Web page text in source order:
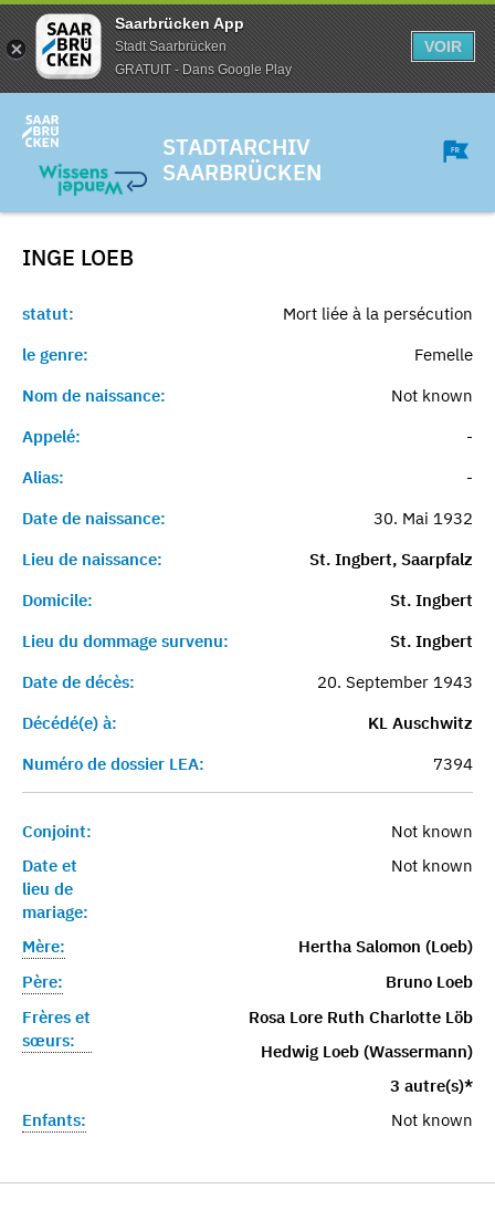
Saarbrücken App
Stadt Saarbrücken
GRATUIT - Dans Google Play
VOIR
STADTARCHIV
SAARBRÜCKEN
INGE LOEB
statut:
Mort liée à la persécution
le genre:
Femelle
Nom de naissance:
Not known
Appelé:
-
Alias:
-
Date de naissance:
30. Mai 1932
Lieu de naissance:
St. Ingbert, Saarpfalz
Domicile:
St. Ingbert
Lieu du dommage survenu:
St. Ingbert
Date de décès:
20. September 1943
Décédé(e) à:
KL Auschwitz
Numéro de dossier LEA:
7394
Conjoint:
Not known
Date et
lieu de
mariage:
Not known
Mère:
Hertha Salomon (Loeb)
Père:
Bruno Loeb
Frères et
sœurs:
Rosa Lore Ruth Charlotte Löb
Hedwig Loeb (Wassermann)
3 autre(s)*
Enfants:
Not known